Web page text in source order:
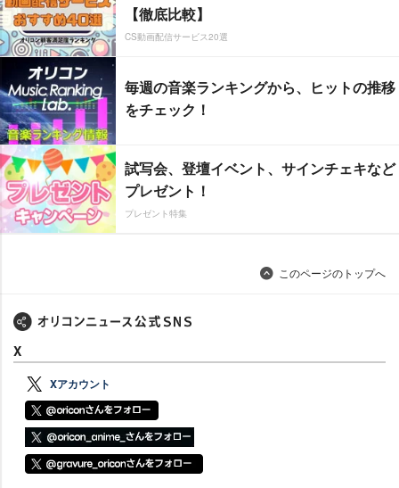
【徹底比較】
CS動画配信サービス20選
毎週の音楽ランキングから、ヒットの推移
をチェック！
試写会、登壇イベント、サインチェキなど
プレゼント！
プレゼント特集
このページのトップへ
X
Xアカウント